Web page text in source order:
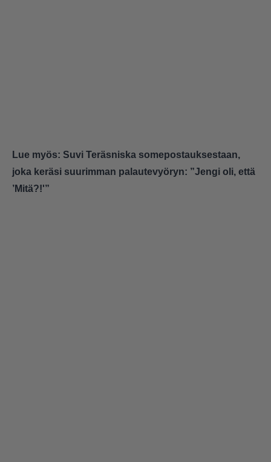
Lue myös: Suvi Teräsniska somepostauksestaan,
joka keräsi suurimman palautevyöryn: ”Jengi oli, että
’Mitä?!'”